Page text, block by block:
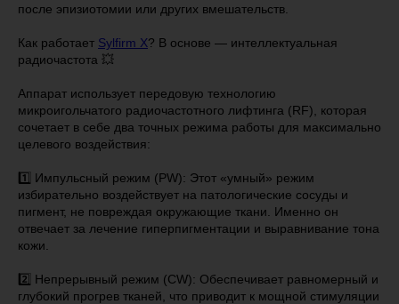
после эпизиотомии или других вмешательств.
Как работает Sylfirm X? В основе — интеллектуальная
радиочастота 💥
Аппарат использует передовую технологию
микроигольчатого радиочастотного лифтинга (RF), которая
сочетает в себе два точных режима работы для максимально
целевого воздействия:
1️⃣ Импульсный режим (PW): Этот «умный» режим
избирательно воздействует на патологические сосуды и
пигмент, не повреждая окружающие ткани. Именно он
отвечает за лечение гиперпигментации и выравнивание тона
кожи.
2️⃣ Непрерывный режим (CW): Обеспечивает равномерный и
глубокий прогрев тканей, что приводит к мощной стимуляции